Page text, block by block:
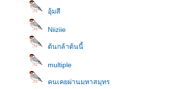
อุ้มสี
Niiziie
ต้นกล้าต้นนี้
multiple
คนเคยผ่านมหาสมุทร